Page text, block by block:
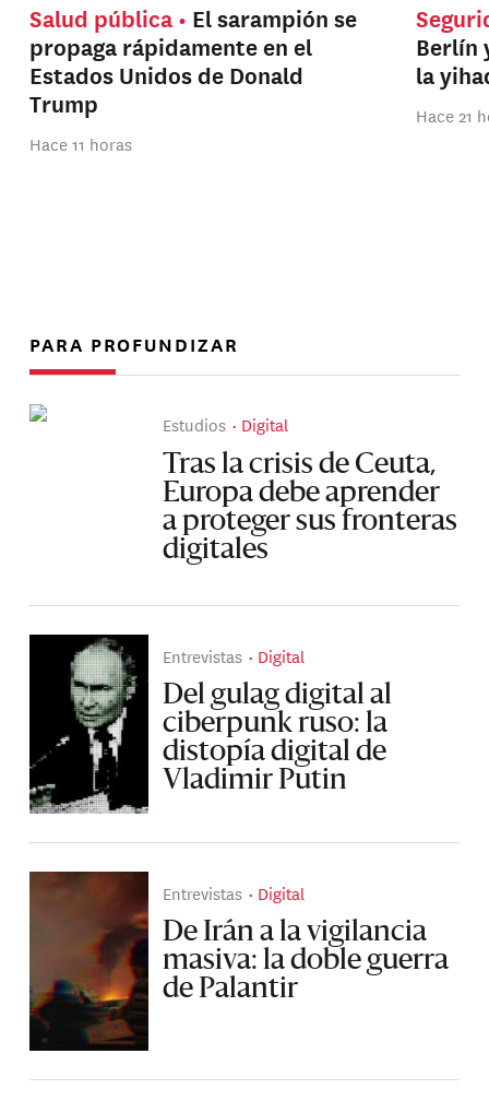
Salud pública
El sarampión se
propaga rápidamente en el
Estados Unidos de Donald
Trump
Hace 11 horas
Berlín
la
Hace 21
PARA PROFUNDIZAR
Estudios Digital
Tras la crisis de Ceuta,
Europa debe aprender
a proteger sus fronteras
digitales
Entrevistas Digital
Del gulag digital al
ciberpunk ruso: la
distopía digital de
Vladimir Putin
Entrevistas Digital
De Irán a la vigilancia
masiva: la doble guerra
de Palantir